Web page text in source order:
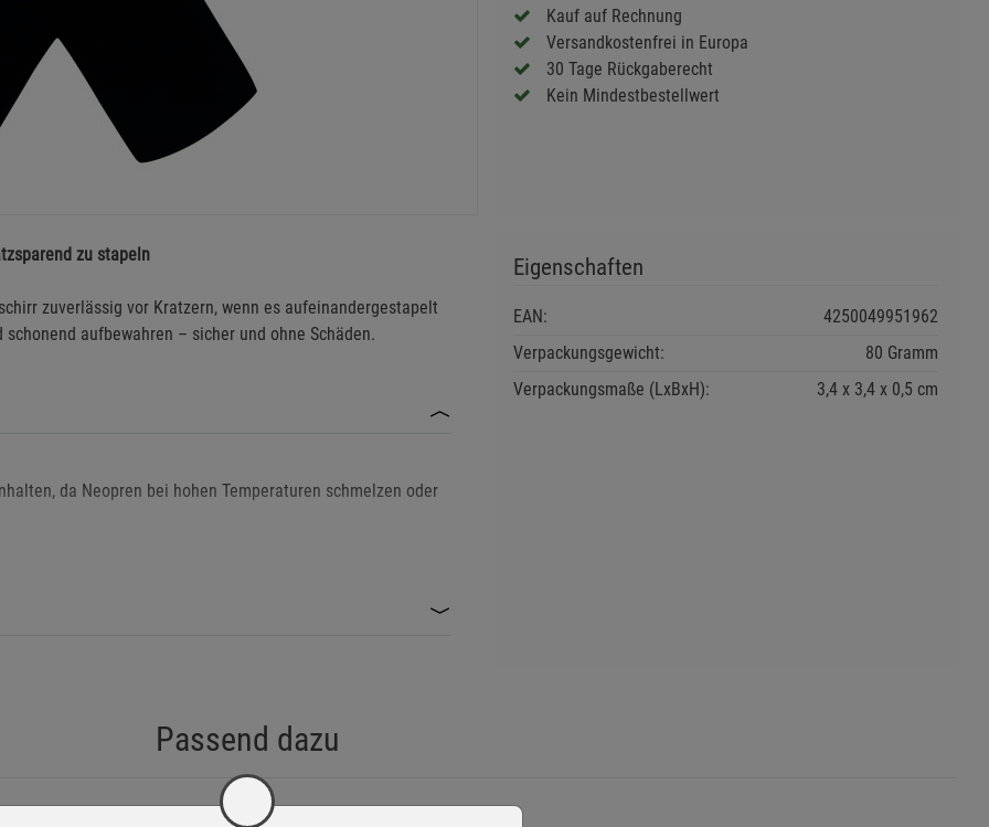
Kauf auf Rechnung
Versandkostenfrei in Europa
30 Tage Rückgaberecht
Kein Mindestbestellwert
zu stapeln
zuverlässig vor Kratzern, wenn es aufeinandergestapelt
aufbewahren – sicher und ohne Schäden.
da Neopren bei hohen Temperaturen schmelzen oder
nicht mehr verwendet werden, um Verletzungen oder
beschädigt werden kann.
um eventuelle Produktionsrückstände zu entfernen.
Produkt nicht in Gebrauch ist.
Eigenschaften
EAN:
4250049951962
Verpackungsgewicht:
80 Gramm
Verpackungsmaße (LxBxH):
3,4 3,4 0,5 cm
Passend dazu